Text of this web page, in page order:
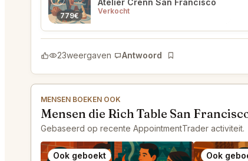
779€
Atelier Crenn San Francisco
Verkocht
23weergaven Antwoord
Bladwijzer
MENSEN BOEKEN OOK
Mensen die Rich Table San
Gebaseerd op recente AppointmentTrader activiteit.
Ook geboekt Ook